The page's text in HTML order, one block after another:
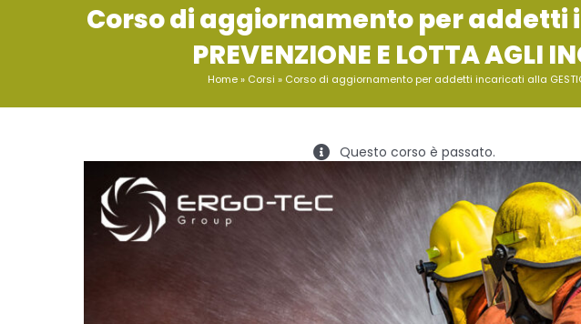
Corso di aggiornamento per addetti
PREVENZIONE E LOTTA
Home» Corsi » Corso di aggiornamento per addetti incaricati alla GESTIONE
Questo corso è passato.